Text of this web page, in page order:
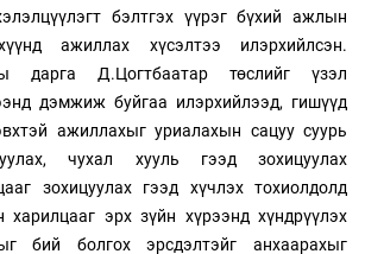
бэлтгэх үүрэг бүхий ажлын
ажиллах хүсэлтээ илэрхийлсэн.
дарга Д.Цогтбаатар төслийг үзэл
дэмжиж буйгаа илэрхийлээд, гишүүд
ажиллахыг уриалахын сацуу суурь
чухал хууль гээд зохицуулах
зохицуулах гээд хүчлэх тохиолдолд
харилцааг эрх зүйн хүрээнд хүндрүүлэх
бий болгох эрсдэлтэйг анхаарахыг